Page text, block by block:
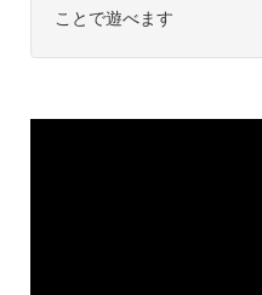
ことで遊べます